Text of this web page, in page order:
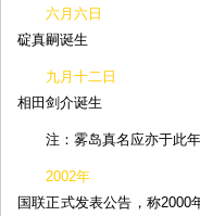
六月六日
碇真嗣诞生
九月十二日
相田剑介诞生
注：雾岛真名应亦于此
2002年
国联正式发表公告，称